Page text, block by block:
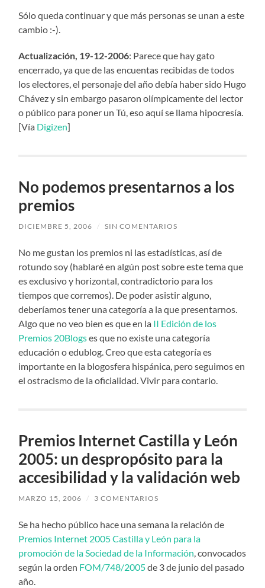
Sólo queda continuar y que más personas se unan a este
cambio :-).
Actualización, 19-12-2006: Parece que hay gato
encerrado, ya que de las encuentas recibidas de todos
los electores, el personaje del año debía haber sido Hugo
Chávez y sin embargo pasaron olímpicamente del lector
o público para poner un Tú, eso aquí se llama hipocresía.
[Vía Digizen]
No podemos presentarnos a los
premios
DICIEMBRE 5, 2006 / SIN COMENTARIOS
No me gustan los premios ni las estadísticas, así de
rotundo soy (hablaré en algún post sobre este tema que
es exclusivo y horizontal, contradictorio para los
tiempos que corremos). De poder asistir alguno,
deberíamos tener una categoría a la que presentarnos.
Algo que no veo bien es que en la II Edición de los
Premios 20Blogses que no existe una categoría
educación o edublog. Creo que esta categoría es
importante en la blogosfera hispánica, pero seguimos en
el ostracismo de la oficialidad. Vivir para contarlo.
Premios Internet Castilla y León
2005: un despropósito para la
accesibilidad y la validación web
MARZO 15, 2006 / 3 COMENTARIOS
Se ha hecho público hace una semana la relación de
Premios Internet 2005 Castilla y León para la
promoción de la Sociedad de la Información , convocados
según la orden FOM/748/2005de 3 de junio del pasado
año.